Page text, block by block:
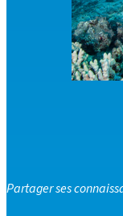
Partager ses